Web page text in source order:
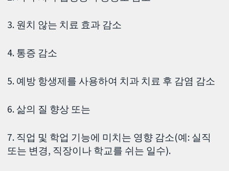
3. 원치 않는 치료 효과 감소
4. 통증 감소
5. 예방 항생제를 사용하여 치과 치료 후 감염 감소
6. 삶의 질 향상 또는
7. 직업 및 학업 기능에 미치는 영향 감소(예: 실직
또는 변경, 직장이나 학교를 쉬는 일수).